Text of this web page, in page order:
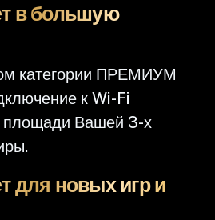
в большую
категории ПРЕМИУМ
к Wi-Fi
площади Вашей 3-х
для новых игр и